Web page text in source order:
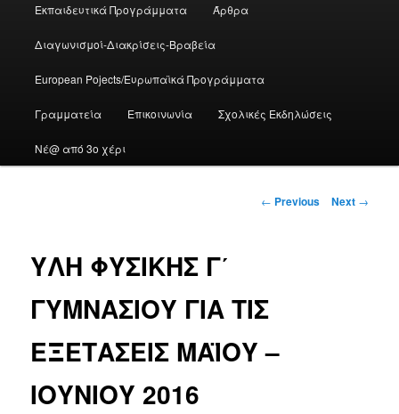
Εκπαιδευτικά Προγράμματα Άρθρα
Διαγωνισμοί-Διακρίσεις-Βραβεία
European Pojects/Ευρωπαϊκά Προγράμματα
Γραμματεία Επικοινωνία Σχολικές Εκδηλώσεις
Νέ@ από 3ο χέρι
Post
← Previous Next →
ΥΛΗ ΦΥΣΙΚΗΣ Γ΄
ΓΥΜΝΑΣΙΟΥ ΓΙΑ ΤΙΣ
ΕΞΕΤΑΣΕΙΣ ΜΑΪΟΥ –
ΙΟΥΝΙΟΥ 2016